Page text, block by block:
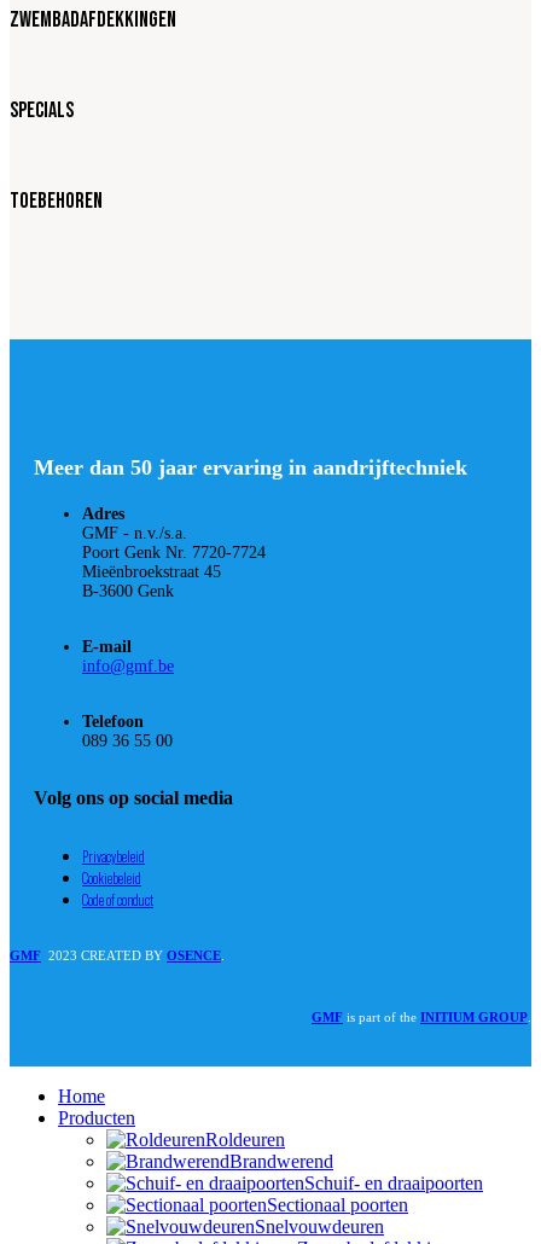
Zwembadafdekkingen
Specials
Toebehoren
Meer dan 50 jaar ervaring in aandrijftechniek
Adres
GMF - n.v./s.a.
Poort Genk Nr. 7720-7724
Mieënbroekstraat 45
B-3600 Genk
E-mail
info@gmf.be
Telefoon
089 36 55 00
Volg ons op social media
Privacybeleid
Cookiebeleid
Code of conduct
GMF 2023 CREATED BY OSENCE.
GMF is part of the INITIUM GROUP.
Home
Producten
Roldeuren
Brandwerend
Schuif- en draaipoorten
Sectionaal poorten
Snelvouwdeuren